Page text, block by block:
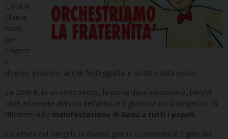
), ma le
Chiese
locali,
per
esigenz
e
diverse, possono anche festeggiarla in un’altra data vicina.
La GMR è, in un certo senso, la prima data missionaria, perché
oltre ad essere all’inizio dell’anno, è il giorno in cui il Vangelo ci fa
riflettere sulla manifestazione di Gesù a tutti i popoli
La lettura del Vangelo in questo giorno ci presenta le figure dei